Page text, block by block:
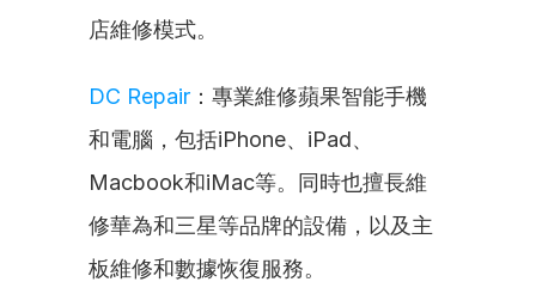
店維修模式。
DC Repair ：專業維修蘋果智能手機
和電腦，包括iPhone、iPad、
Macbook和iMac等。同時也擅長維
修華為和三星等品牌的設備，以及主
板維修和數據恢復服務。